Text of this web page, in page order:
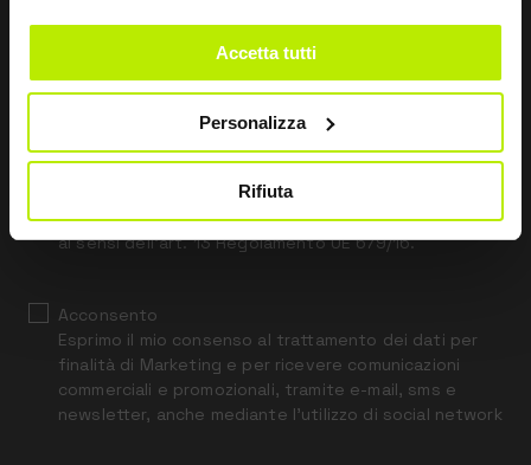
Accetta tutti
Personalizza
Rifiuta
Leave
blank
*Ho letto l’Informativa Privacy
ai sensi dell’art. 13 Regolamento UE 679/16.
Acconsento
Esprimo il mio consenso al trattamento dei dati per
finalità di Marketing e per ricevere comunicazioni
commerciali e promozionali, tramite e-mail, sms e
newsletter, anche mediante l’utilizzo di social network